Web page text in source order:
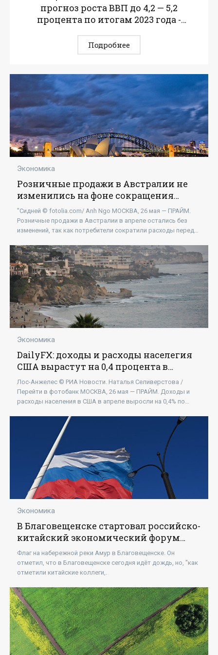
прогноз роста ВВП до 4,2 — 5,2
процента по итогам 2023 года -
Подробнее
Экономика
Розничные продажи в Австралии не
изменились на фоне сокращения
расходов населения в апреле -
«Экономика»
"Сидней © fotolia.com/ Anh Ngo МОСКВА, 26 мая — ПРАЙМ.
Розничные продажи в Австралии в апреле остались без
изменений, так как потребители сократили расходы перед
Экономика
DailyFX: доходы и расходы населегия
США вырастут на 0,4 процента в
апреле - «Экономика»
Лос-Анжелес © РИА Новости. Наталья Селиверстова /
Перейти в фотобанк МОСКВА, 26 мая — ПРАЙМ. Доходы и
расходы населения в США в апреле выросли на 0,4% по
Экономика
В Благовещенске стартовал российско-
китайский экономический форум
"АмурЭкспо" - «Экономика»
Флаг на набережной реки Амур в Благовещенске. Он
отметил, что в Благовещенске сегодня идёт дождь, но, "как
отметили китайские коллеги,.